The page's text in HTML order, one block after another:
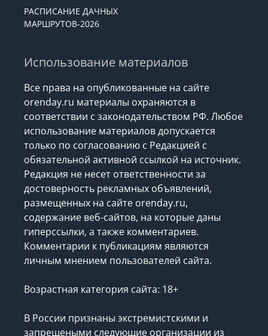
РАСПИСАНИЕ ДАЧНЫХ
МАРШРУТОВ-2026
Использование материалов
Все права на опубликованные на сайте
orenday.ru материалы охраняются в
соответствии с законодательством РФ. Любое
использование материалов допускается
только по согласованию с Редакцией с
обязательной активной ссылкой на источник.
Редакция не несет ответственности за
достоверность рекламных объявлений,
размещенных на сайте orenday.ru,
содержание веб-сайтов, на которые даны
гиперссылки, а также комментариев.
Комментарии к публикациям являются
личным мнением пользователей сайта.
Возрастная категория сайта: 18+
В России признаны экстремистскими и
запрещеными следующие организации из